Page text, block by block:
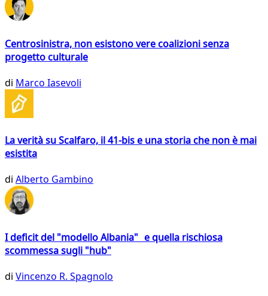
Centrosinistra, non esistono vere coalizioni senza
progetto culturale
di Marco Iasevoli
La verità su Scalfaro, il 41-bis e una storia che non è mai
esistita
di Alberto Gambino
I deficit del "modello Albania" e quella rischiosa
scommessa sugli "hub"
di Vincenzo R. Spagnolo